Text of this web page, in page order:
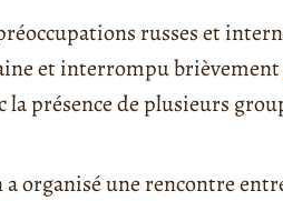
russes et
et interrompu brièvement
présence de plusieurs
organisé une rencontre